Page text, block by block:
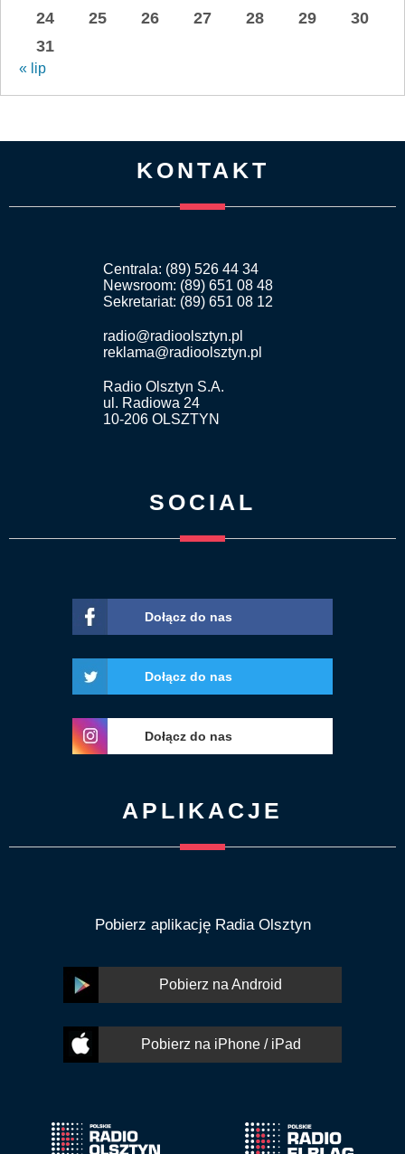
24
25 26 27 28 29
30
31
« lip
KONTAKT
Centrala: (89) 526 44 34
Newsroom: (89) 651 08 48
Sekretariat: (89) 651 08 12
radio@radioolsztyn.pl
reklama@radioolsztyn.pl
Radio Olsztyn S.A.
ul. Radiowa 24
10-206 OLSZTYN
SOCIAL
Dołącz do nas
Dołącz do nas
Dołącz do nas
APLIKACJE
Pobierz aplikację Radia Olsztyn
Pobierz na Android
Pobierz na iPhone / iPad